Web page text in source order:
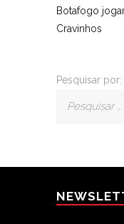
Botafogo
Cravinhos
Pesquisar por: